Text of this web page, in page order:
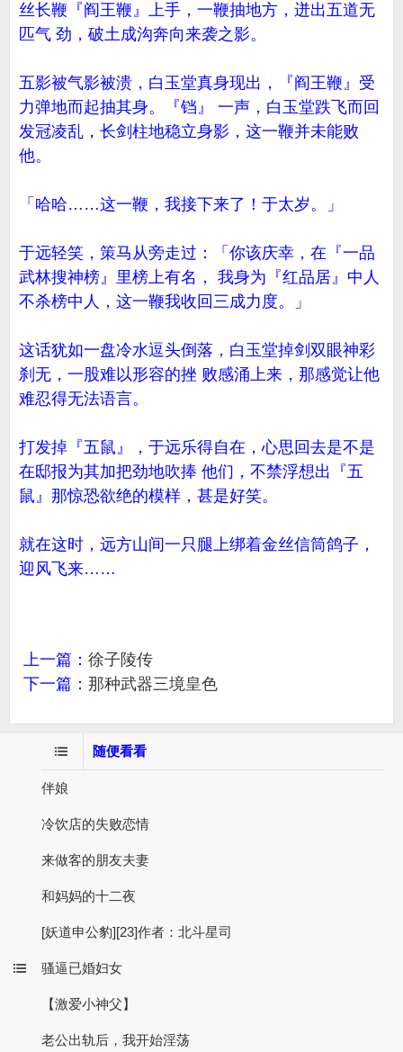
丝长鞭『阎王鞭』上手，一鞭抽地方，迸出五道无
匹气 劲，破土成沟奔向来袭之影。
五影被气影被溃，白玉堂真身现出，『阎王鞭』受
力弹地而起抽其身。『铛』 一声，白玉堂跌飞而回
发冠凌乱，长剑柱地稳立身影，这一鞭并未能败
他。
「哈哈……这一鞭，我接下来了！于太岁。」
于远轻笑，策马从旁走过：「你该庆幸，在『一品
武林搜神榜』里榜上有名， 我身为『红品居』中人
不杀榜中人，这一鞭我收回三成力度。」
这话犹如一盘冷水逗头倒落，白玉堂掉剑双眼神彩
刹无，一股难以形容的挫 败感涌上来，那感觉让他
难忍得无法语言。
打发掉『五鼠』，于远乐得自在，心思回去是不是
在邸报为其加把劲地吹捧 他们，不禁浮想出『五
鼠』那惊恐欲绝的模样，甚是好笑。
就在这时，远方山间一只腿上绑着金丝信筒鸽子，
迎风飞来……
上一篇： 徐子陵传
下一篇： 那种武器三境皇色
随便看看
伴娘
冷饮店的失败恋情
来做客的朋友夫妻
和妈妈的十二夜
[妖道申公豹][23]作者：北斗星司
骚逼已婚妇女
【激爱小神父】
老公出轨后，我开始淫荡